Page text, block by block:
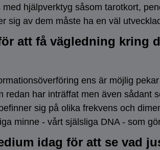
hjälpverktyg såsom tarotkort,
sig av dem måste ha en väl
att få vägledning kring
ens är möjlig
redan har inträffat men även sådant
sig på olika frekvens och
minne - vårt själsliga DNA - som
idag för att se vad